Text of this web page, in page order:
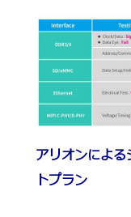
アリオンによ
トプラン